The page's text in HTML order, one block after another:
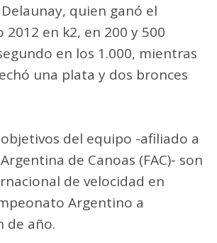
Delaunay, quien ganó el
2012 en k2, en 200 y 500
en los 1.000, mientras
una plata y dos bronces
del equipo -afiliado a
de Canoas (FAC)- son
de velocidad en
Argentino a
de año.